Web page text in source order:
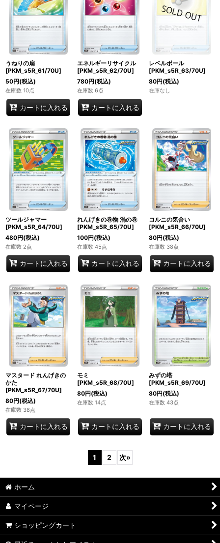
うねりの扇
[PKM_s5R_61/70U]
50円(税込)
在庫数 10点
カートに入れる
エネルギーリサイクル
[PKM_s5R_62/70U]
780円(税込)
在庫数 6点
カートに入れる
レベルボール
[PKM_s5R_63/70U]
80円(税込)
在庫なし
ツールジャマー
[PKM_s5R_64/70U]
480円(税込)
在庫数 2点
カートに入れる
れんげきの巻物 渦の巻
[PKM_s5R_65/70U]
100円(税込)
在庫数 45点
カートに入れる
コルニの気合い
[PKM_s5R_66/70U]
80円(税込)
在庫数 38点
カートに入れる
マスタード れんげきの
かた
[PKM_s5R_67/70U]
80円(税込)
在庫数 38点
カートに入れる
モミ
[PKM_s5R_68/70U]
80円(税込)
在庫数 14点
カートに入れる
みずの塔
[PKM_s5R_69/70U]
80円(税込)
在庫数 43点
カートに入れる
1 2 次»
ホーム
マイページ
ショッピングカート